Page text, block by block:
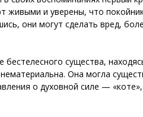
живыми и уверены, что
они могут сделать вред,
существа,
Она могла
о духовной силе — «коте»,